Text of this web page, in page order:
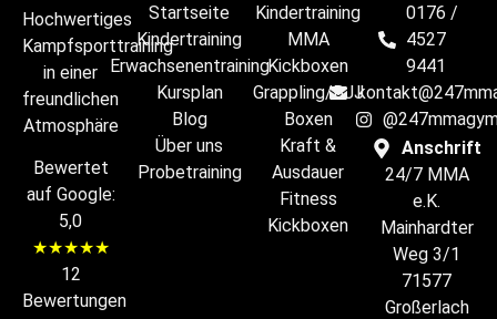
Hochwertiges
Kampfsporttraining
in einer
freundlichen
Atmosphäre
Bewertet
auf Google:
5,0
★★★★★
12
Bewertungen
Startseite
Kindertraining
Erwachsenentraining
Kursplan
Blog
Über uns
Probetraining
Kindertraining
MMA
Kickboxen
​Grappling/BJJ
Boxen
Kraft &
Ausdauer
Fitness
Kickboxen
0176 /
4527
9441
Anschrift
24/7 MMA
e.K.
Mainhardter
Weg 3/1
71577
Großerlach